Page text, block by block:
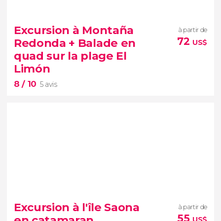
32 avis
village méditerranéen en
République dominicaine
excursion à Altos de Chavón.
Excursion à Montaña
Redonda + Balade en
quad sur la plage El
Limón
8/ 10 5 avis
à partir de
72 US$
5 avis
Excursion à l'île Saona
à partir de
55